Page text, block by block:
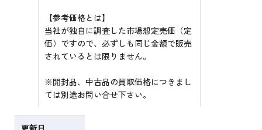
【参考価格とは】
当社が独自に調査した市場想定売価（定
価）ですので、必ずしも同じ金額で販売
されているとは限りません。
※開封品、中古品の買取価格につきまし
ては別途お問い合せ下さい。